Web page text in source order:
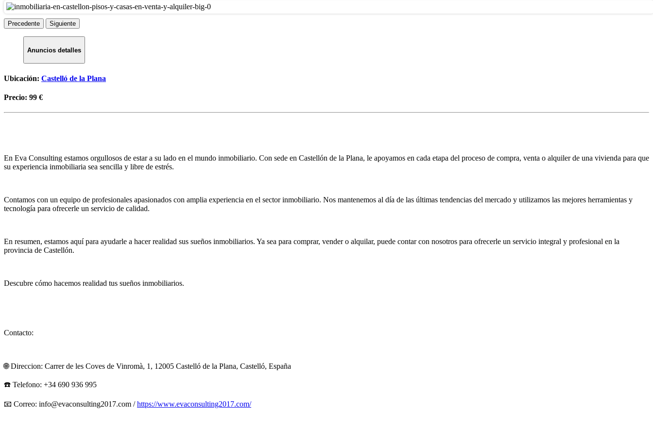
Precedente Siguiente
Anuncios detalles
Ubicación: Castelló de la Plana
Precio: 99 €
En Eva Consulting estamos orgullosos de estar a su lado en el mundo inmobiliario. Con sede en Castellón de la Plana, le apoyamos en cada etapa del proceso de compra, venta o alquiler de una vivienda para que
su experiencia inmobiliaria sea sencilla y libre de estrés.
Contamos con un equipo de profesionales apasionados con amplia experiencia en el sector inmobiliario. Nos mantenemos al día de las últimas tendencias del mercado y utilizamos las mejores herramientas y
tecnología para ofrecerle un servicio de calidad.
En resumen, estamos aquí para ayudarle a hacer realidad sus sueños inmobiliarios. Ya sea para comprar, vender o alquilar, puede contar con nosotros para ofrecerle un servicio integral y profesional en la
provincia de Castellón.
Descubre cómo hacemos realidad tus sueños inmobiliarios.
Contacto:
🌐 Direccion: Carrer de les Coves de Vinromà, 1, 12005 Castelló de la Plana, Castelló, España
☎️ Telefono: +34 690 936 995
📧 Correo: info@evaconsulting2017.com /https://www.evaconsulting2017.com/